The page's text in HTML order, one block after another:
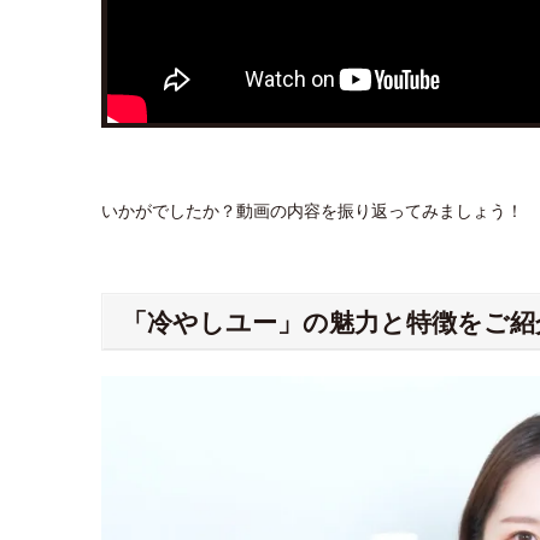
いかがでしたか？動画の内容を振り返ってみましょう！
「冷やしユー」の魅力と特徴をご